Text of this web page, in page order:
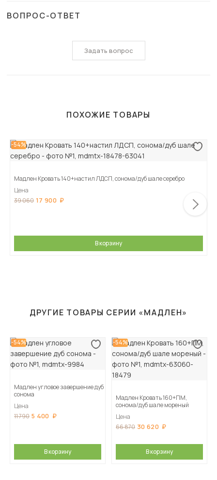
ВОПРОС-ОТВЕТ
Задать вопрос
ПОХОЖИЕ ТОВАРЫ
-54%
Мадлен Кровать 140+настил ЛДСП, сонома/дуб шале серебро
Цена
39 060 17 900
В корзину
ДРУГИЕ ТОВАРЫ СЕРИИ «МАДЛЕН»
-54%
Мадлен угловое завершение дуб
сонома
Цена
11 790 5 400
В корзину
-54%
Мадлен Кровать 160+ПМ,
сонома/дуб шале мореный
Цена
66 870 30 620
В корзину